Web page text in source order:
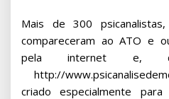
Mais de 300
compareceram ao ATO e
pela internet e,
http://
criado especialmente